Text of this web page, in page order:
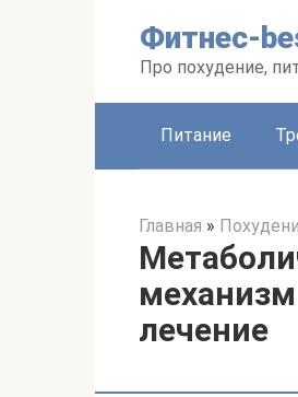
Фитнес-
Про похудение,
Питание
Главная »
лечение